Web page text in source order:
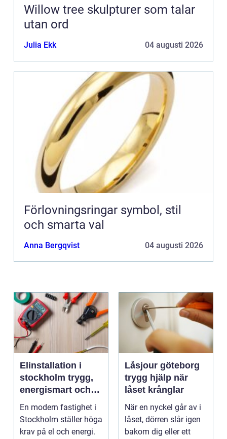
Willow tree skulpturer som talar
utan ord
Julia Ekk 04 augusti 2026
Förlovningsringar symbol, stil
och smarta val
Anna Bergqvist 04 augusti 2026
Elinstallation i
stockholm trygg,
energismart och
framtidssäker el i
fastigheten
En modern fastighet i
Stockholm ställer höga
krav på el och energi.
Låsjour göteborg
trygg hjälp när
låset krånglar
När en nyckel går av i
låset, dörren slår igen
bakom dig eller ett